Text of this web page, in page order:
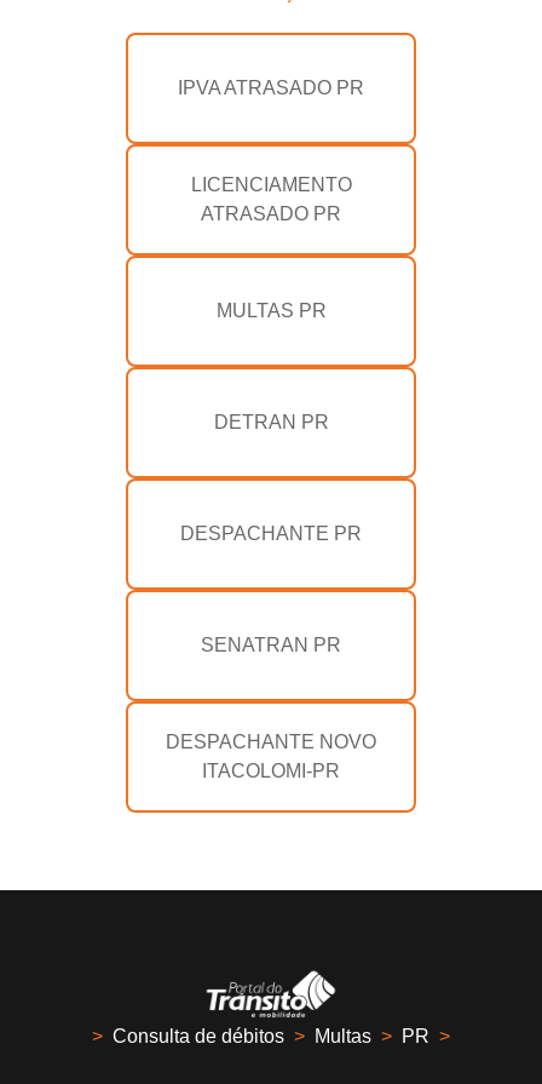
IPVA ATRASADO PR
LICENCIAMENTO
ATRASADO PR
MULTAS PR
DETRAN PR
DESPACHANTE PR
SENATRAN PR
DESPACHANTE NOVO
ITACOLOMI-PR
> Consulta de débitos > Multas > PR >